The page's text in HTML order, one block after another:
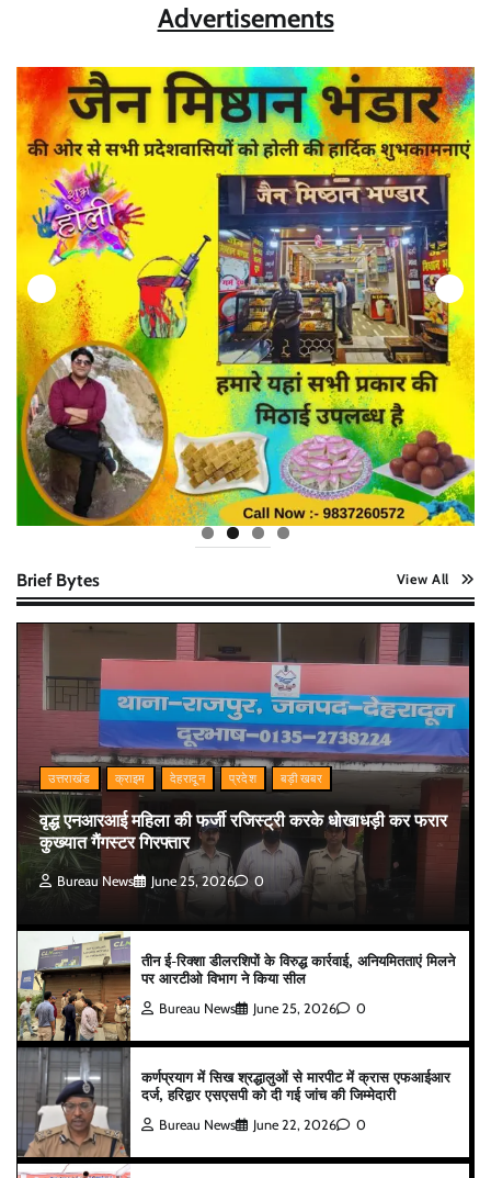
Advertisements
Brief Bytes View All
उत्तराखंड क्राइम देहरादून प्रदेश बड़ी खबर
वृद्ध एनआरआई महिला की फर्जी रजिस्ट्री करके धोखाधड़ी कर फरार
कुख्यात गैंगस्टर गिरफ्तार
Bureau News June 25, 2026 0
तीन ई-रिक्शा डीलरशिपों के विरुद्ध कार्रवाई, अनियमितताएं मिलने
पर आरटीओ विभाग ने किया सील
Bureau News June 25, 2026 0
कर्णप्रयाग में सिख श्रद्धालुओं से मारपीट में क्रास एफआईआर
दर्ज, हरिद्वार एसएसपी को दी गई जांच की जिम्मेदारी
Bureau News June 22, 2026 0